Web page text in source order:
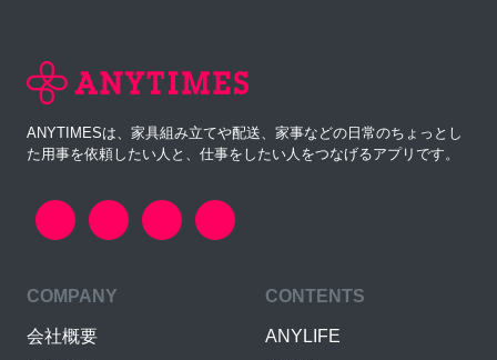
ANYTIMESは、家具組み立てや配送、家事などの日常のちょっとし
た用事を依頼したい人と、仕事をしたい人をつなげるアプリです。
COMPANY
会社概要
CONTENTS
ANYLIFE